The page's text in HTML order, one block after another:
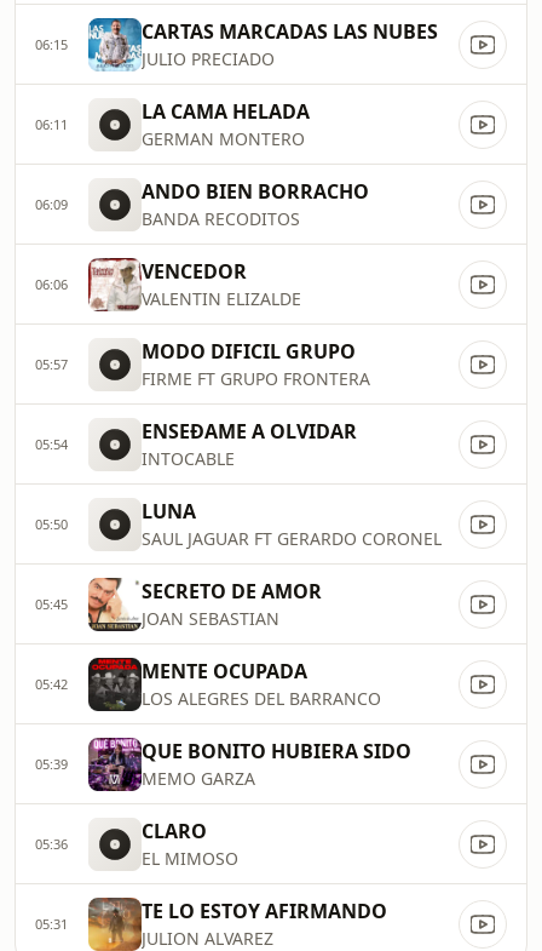
06:15 CARTAS MARCADAS LAS NUBES
JULIO PRECIADO
06:11 LA CAMA HELADA
GERMAN MONTERO
06:09 ANDO BIEN BORRACHO
BANDA RECODITOS
06:06 VENCEDOR
VALENTIN ELIZALDE
05:57 MODO DIFICIL GRUPO
FIRME FT GRUPO FRONTERA
05:54 ENSEÐAME A OLVIDAR
INTOCABLE
05:50 LUNA
SAUL JAGUAR FT GERARDO CORONEL
05:45 SECRETO DE AMOR
JOAN SEBASTIAN
05:42 MENTE OCUPADA
LOS ALEGRES DEL BARRANCO
05:39 QUE BONITO HUBIERA SIDO
MEMO GARZA
05:36 CLARO
EL MIMOSO
05:31 TE LO ESTOY AFIRMANDO
JULION ALVAREZ